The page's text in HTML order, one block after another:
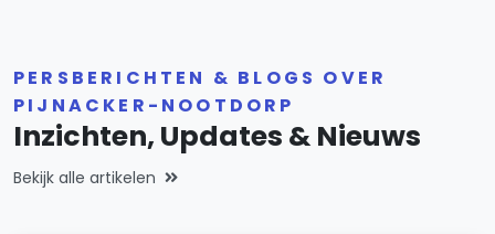
PERSBERICHTEN & BLOGS OVER
PIJNACKER-NOOTDORP
Inzichten, Updates & Nieuws
Bekijk alle artikelen